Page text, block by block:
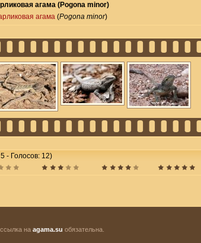
агама (Pogona minor)
агама(Pogona minor)
- Голосов: 12)
на agama.su обязательна.